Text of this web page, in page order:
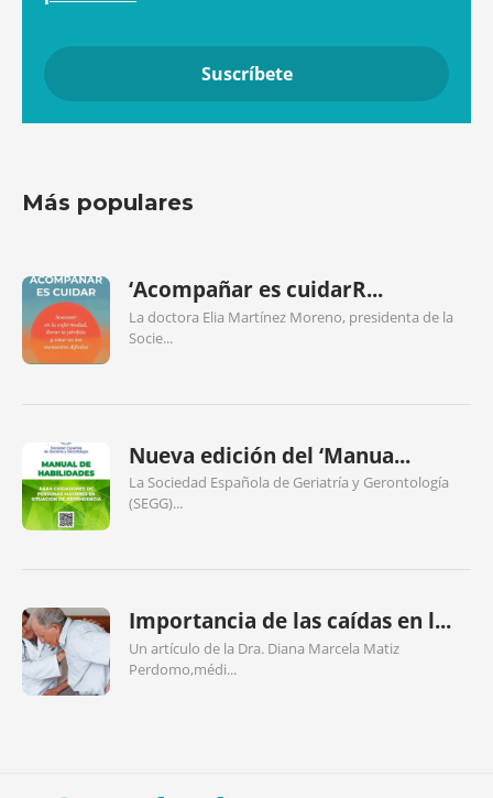
Más populares
‘Acompañar es cuidarR...
La doctora Elia Martínez Moreno, presidenta de la
Socie...
Nueva edición del ‘Manua...
La Sociedad Española de Geriatría y Gerontología
(SEGG)...
Importancia de las caídas en l...
Un artículo de la Dra. Diana Marcela Matiz
Perdomo,médi...